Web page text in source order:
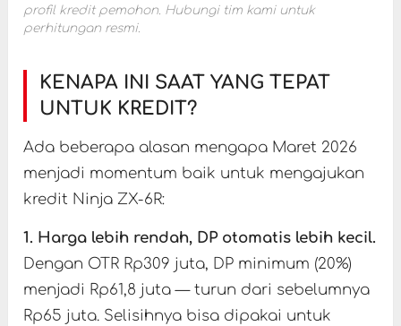
profil kredit pemohon. Hubungi tim kami untuk
perhitungan resmi.
KENAPA INI SAAT YANG TEPAT
UNTUK KREDIT?
Ada beberapa alasan mengapa Maret 2026
menjadi momentum baik untuk mengajukan
kredit Ninja ZX-6R:
1. Harga lebih rendah, DP otomatis lebih kecil.
Dengan OTR Rp309 juta, DP minimum (20%)
menjadi Rp61,8 juta — turun dari sebelumnya
Rp65 juta. Selisihnya bisa dipakai untuk